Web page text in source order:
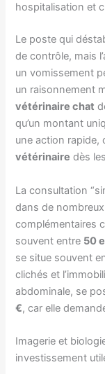
hospitalisation et
Le poste qui
de contrôle, mais
un vomissement
un raisonnement
vétérinaire chat
qu’un montant
une action rapide,
vétérinaire dès
La consultation
dans de
complémentaires
souvent entre 50
se situe souvent
clichés et
abdominale, se
€, car elle
Imagerie et
investissement